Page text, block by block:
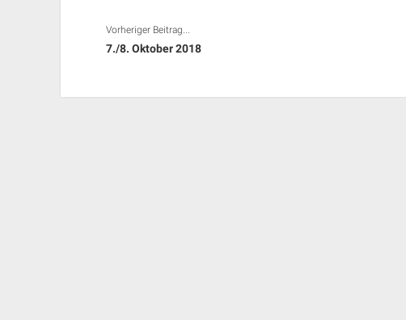
Vorheriger Beitrag...
7./8. Oktober 2018